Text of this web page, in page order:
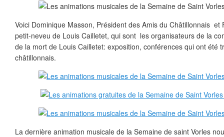
Voici Dominique Masson, Président des Amis du Châtillonnais et
petit-neveu de Louis Cailletet, qui sont les organisateurs de la
de la mort de Louis Cailletet: exposition, conférences qui ont été
châtillonnais.
La dernière animation musicale de la Semaine de saint Vorles